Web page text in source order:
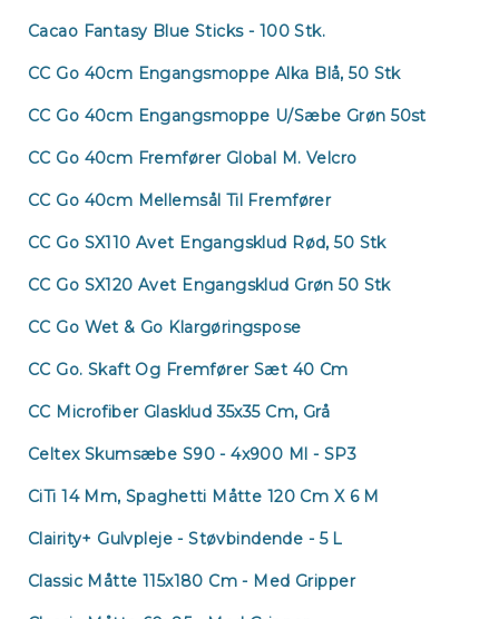
Cacao Fantasy Blue Sticks - 100 Stk.
CC Go 40cm Engangsmoppe Alka Blå, 50 Stk
CC Go 40cm Engangsmoppe U/sæbe Grøn 50st
CC Go 40cm Fremfører Global M. Velcro
CC Go 40cm Mellemsål Til Fremfører
CC Go SX110 Avet Engangsklud Rød, 50 Stk
CC Go SX120 Avet Engangsklud Grøn 50 Stk
CC Go Wet & Go Klargøringspose
CC Go. Skaft Og Fremfører Sæt 40 Cm
CC Microfiber Glasklud 35x35 Cm, Grå
Celtex Skumsæbe S90 - 4x900 Ml - SP3
CiTi 14 Mm, Spaghetti Måtte 120 Cm X 6 M
Clairity+ Gulvpleje - Støvbindende - 5 L
Classic Måtte 115x180 Cm - Med Gripper